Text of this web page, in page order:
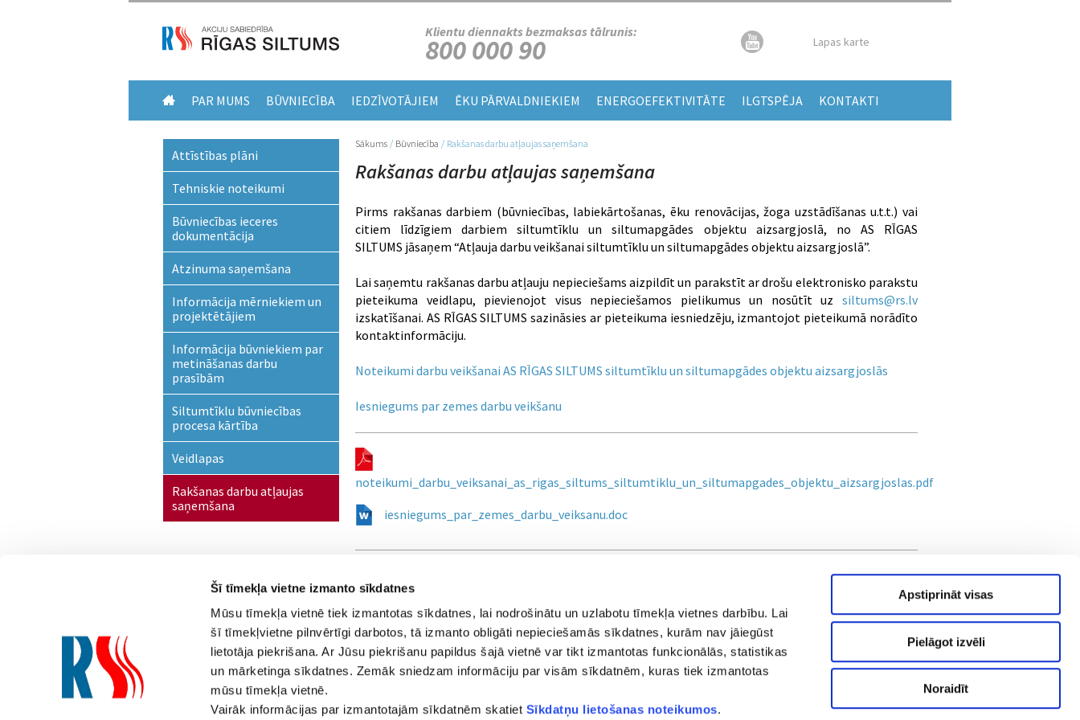
Šī tīmekļa vietne izmanto sīkdatnes
Mūsu tīmekļa vietnē tiek izmantotas sīkdatnes, lai nodrošinātu un uzlabotu tīmekļa vietnes darbību. Lai
šī tīmekļvietne pilnvērtīgi darbotos, tā izmanto obligāti nepieciešamās sīkdatnes, kurām nav jāiegūst
lietotāja piekrišana. Ar Jūsu piekrišanu papildus šajā vietnē var tikt izmantotas funkcionālās, statistikas
un mārketinga sīkdatnes. Zemāk sniedzam informāciju par visām sīkdatnēm, kuras tiek izmantotas
mūsu tīmekļa vietnē.
Vairāk informācijas par izmantotajām sīkdatnēm skatiet Sīkdatņu lietošanas noteikumos.
Apstiprināt visas
Pielāgot izvēli
Noraidīt
Klientu diennakts bezmaksas tālrunis:
800 000 90 Lapas karte
PAR MUMS BŪVNIECĪBA IEDZĪVOTĀJIEM ĒKU PĀRVALDNIEKIEM ENERGOEFEKTIVITĀTE ILGTSPĒJA KONTAKTI
Jūs atrodaties šeit
Sākums / Būvniecība / Rakšanas darbu atļaujas saņemšana
Rakšanas darbu atļaujas saņemšana
Pirms rakšanas darbiem (būvniecības, labiekārtošanas, ēku renovācijas, žoga uzstādīšanas u.t.t.) vai
citiem līdzīgiem darbiem siltumtīklu un siltumapgādes objektu aizsargjoslā, no AS RĪGAS
SILTUMS jāsaņem “Atļauja darbu veikšanai siltumtīklu un siltumapgādes objektu aizsargjoslā”.
Lai saņemtu rakšanas darbu atļauju nepieciešams aizpildīt un parakstīt ar drošu elektronisko parakstu
pieteikuma veidlapu, pievienojot visus nepieciešamos pielikumus un nosūtīt uz siltums@rs.lv
izskatīšanai. AS RĪGAS SILTUMS sazināsies ar pieteikuma iesniedzēju, izmantojot pieteikumā norādīto
kontaktinformāciju.
Noteikumi darbu veikšanai AS RĪGAS SILTUMS siltumtīklu un siltumapgādes objektu aizsargjoslās
Iesniegums par zemes darbu veikšanu
noteikumi_darbu_veiksanai_as_rigas_siltums_siltumtiklu_un_siltumapgades_objektu_aizsargjoslas.pdf
iesniegums_par_zemes_darbu_veiksanu.doc
Attīstības plāni
Tehniskie noteikumi
Būvniecības ieceres
dokumentācija
Atzinuma saņemšana
Informācija mērniekiem un
projektētājiem
Informācija būvniekiem par
metināšanas darbu
prasībām
Siltumtīklu būvniecības
procesa kārtība
Veidlapas
Rakšanas darbu atļaujas
saņemšana
Saziņai
800 000 90(Diennakts tālrunis)